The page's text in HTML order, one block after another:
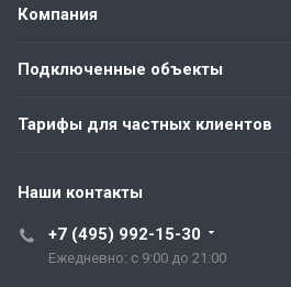
Компания
Подключенные объекты
Тарифы для частных клиентов
Наши контакты
+7 (495) 992-15-30
Ежедневно: с 9:00 до 21:00